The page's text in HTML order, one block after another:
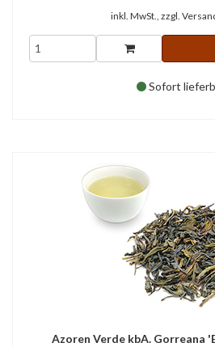
inkl. MwSt., zzgl.
Sofort
Azoren Verde kbA. Gorreana